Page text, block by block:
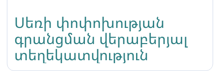
Սեռի փոփոխության
գրանցման վերաբերյալ
տեղեկատվություն